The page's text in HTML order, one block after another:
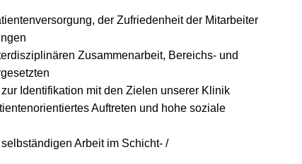
der Zufriedenheit der Mitarbeiter
Zusammenarbeit, Bereichs- und
Identifikation mit den Zielen unserer Klinik
Auftreten und hohe soziale
Arbeit im Schicht- /